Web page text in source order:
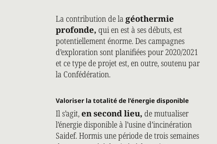
La contribution de lagéothermie
profonde, qui en est à ses débuts, est
potentiellement énorme. Des campagnes
d’exploration sont planifiées pour 2020/2021
et ce type de projet est, en outre, soutenu par
la Confédération.
Valoriser la totalité de l’énergie disponible
Il s’agit,en second lieu, de mutualiser
l’énergie disponible à l’usine d’incinération
Saidef. Hormis une période de trois semaines